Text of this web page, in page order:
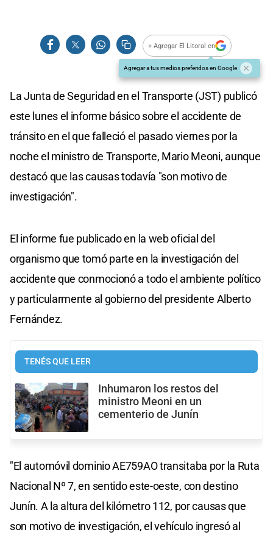
+ Agregar El Litoral en
Agregar a tus medios preferidos en Google
La Junta de Seguridad en el Transporte (JST) publicó
este lunes el informe básico sobre el accidente de
tránsito en el que falleció el pasado viernes por la
noche el ministro de Transporte, Mario Meoni, aunque
destacó que las causas todavía "son motivo de
investigación".
El informe fue publicado en la web oficial del
organismo que tomó parte en la investigación del
accidente que conmocionó a todo el ambiente político
y particularmente al gobierno del presidente Alberto
Fernández.
TENÉS QUE LEER
Inhumaron los restos del
ministro Meoni en un
cementerio de Junín
"El automóvil dominio AE759AO transitaba por la Ruta
Nacional Nº 7, en sentido este-oeste, con destino
Junín. A la altura del kilómetro 112, por causas que
son motivo de investigación, el vehículo ingresó al